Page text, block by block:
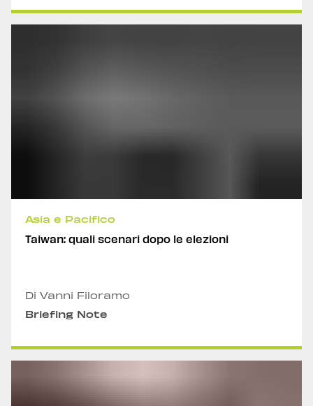
Asia e Pacifico
Taiwan: quali scenari dopo le elezioni
Di Vanni Filoramo
Briefing Note